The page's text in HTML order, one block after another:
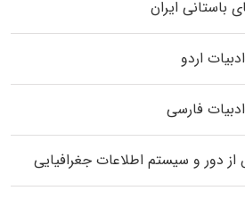
باستانی ایران
اردو
فارسی
دور و سیستم اطلاعات جغرافیایی